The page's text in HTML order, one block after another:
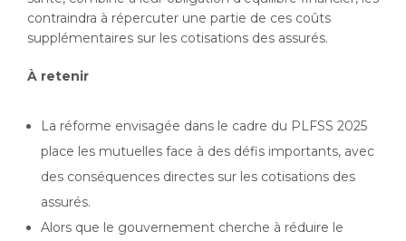
contraindra à répercuter une partie de ces coûts
supplémentaires sur les cotisations des assurés.
À retenir
La réforme envisagée dans le cadre du PLFSS 2025
place les mutuelles face à des défis importants, avec
des conséquences directes sur les cotisations des
assurés.
Alors que le gouvernement cherche à réduire le